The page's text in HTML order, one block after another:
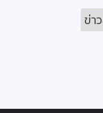
ข่า